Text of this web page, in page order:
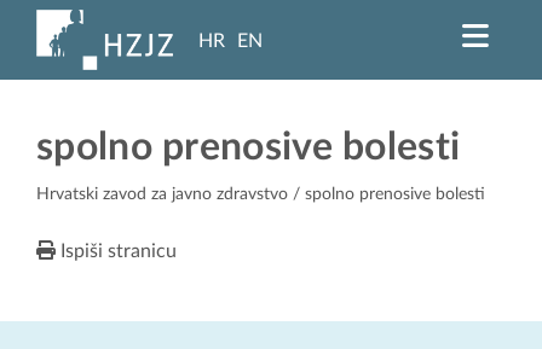
HR EN
spolno prenosive bolesti
Hrvatski zavod za javno zdravstvo / spolno prenosive bolesti
Ispiši stranicu